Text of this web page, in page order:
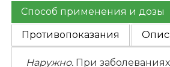
Способ применения и дозы
Противопоказания
Наружно.При заболеваниях